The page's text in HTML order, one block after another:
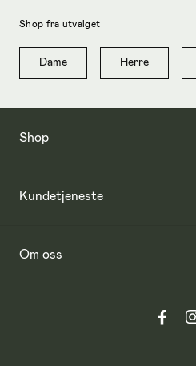
Shop fra utvalget
Dame Herre
Shop
Kundetjeneste
Om oss